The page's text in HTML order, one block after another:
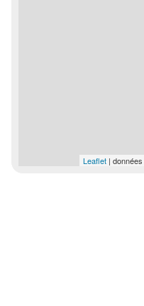
Leaflet | données